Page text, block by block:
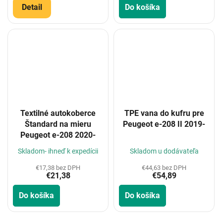
Detail Do košíka
Textilné autokoberce
Štandard na mieru
Peugeot e-208 2020-
Skladom- ihneď k expedícii
€17,38 bez DPH
€21,38
Do košíka
TPE vana do kufru pre
Peugeot e-208 II 2019-
Skladom u dodávateľa
€44,63 bez DPH
€54,89
Do košíka